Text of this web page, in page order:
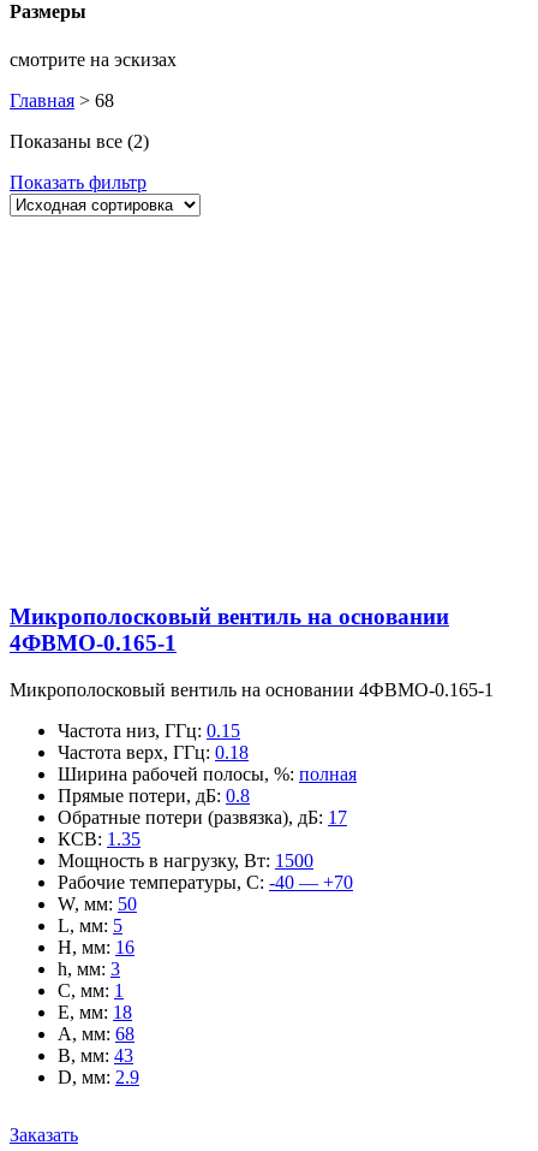
Размеры
смотрите на эскизах
Главная > 68
Показаны все (2)
Показать фильтр
Микрополосковый вентиль на основании
4ФВМO-0.165-1
Микрополосковый вентиль на основании 4ФВМO-0.165-1
Частота низ, ГГц: 0.15
Частота верх, ГГц: 0.18
Ширина рабочей полосы, %: полная
Прямые потери, дБ: 0.8
Обратные потери (развязка), дБ: 17
КСВ: 1.35
Мощность в нагрузку, Вт: 1500
Рабочие температуры, С: -40 — +70
W, мм: 50
L, мм: 5
H, мм: 16
h, мм: 3
C, мм: 1
E, мм: 18
A, мм: 68
B, мм: 43
D, мм: 2.9
Заказать